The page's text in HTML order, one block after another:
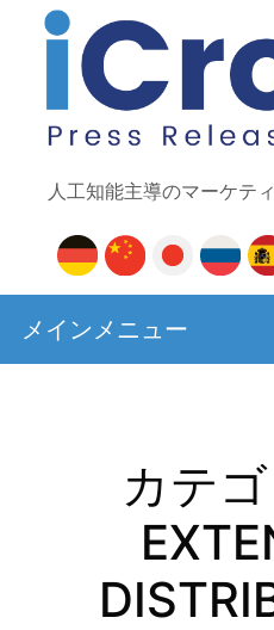
人工知能主導のマーケテ
メインメニュー
カテゴ